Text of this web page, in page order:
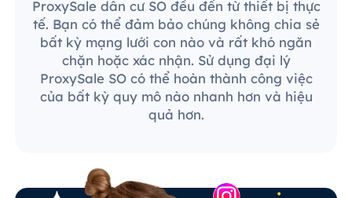
ProxySale dân cư SO đều đến từ thiết bị thực
tế. Bạn có thể đảm bảo chúng không chia sẻ
bất kỳ mạng lưới con nào và rất khó ngăn
chặn hoặc xác nhận. Sử dụng đại lý
ProxySale SO có thể hoàn thành công việc
của bất kỳ quy mô nào nhanh hơn và hiệu
quả hơn.